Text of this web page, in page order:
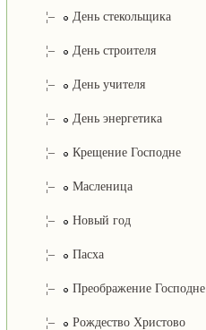
¦– День стекольщика
¦– День строителя
¦– День учителя
¦– День энергетика
¦– Крещение Господне
¦– Масленица
¦– Новый год
¦– Пасха
¦– Преображение Господне
¦– Рождество Христово